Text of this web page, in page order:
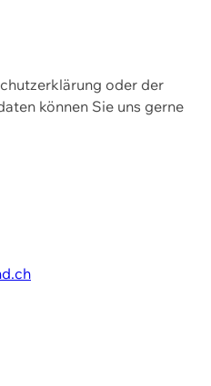
oder der
können Sie uns gerne